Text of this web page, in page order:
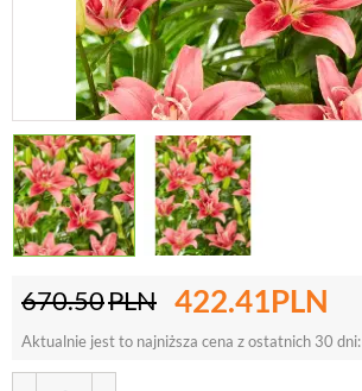
670.50PLN 422.41PLN
Aktualnie jest to najniższa cena z ostatnich 30 dni: